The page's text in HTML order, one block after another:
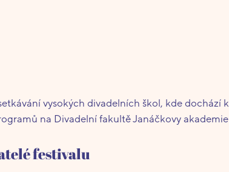
vysokých divadelních škol, kde
na Divadelní fakultě Janáčkovy
festivalu